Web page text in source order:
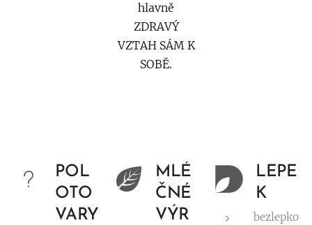
hlavně
ZDRAVÝ
VZTAH SÁM K
SOBĚ.
POL
OTO
VARY
MLÉ
ČNÉ
VÝR
LEPE
K
bezlepko